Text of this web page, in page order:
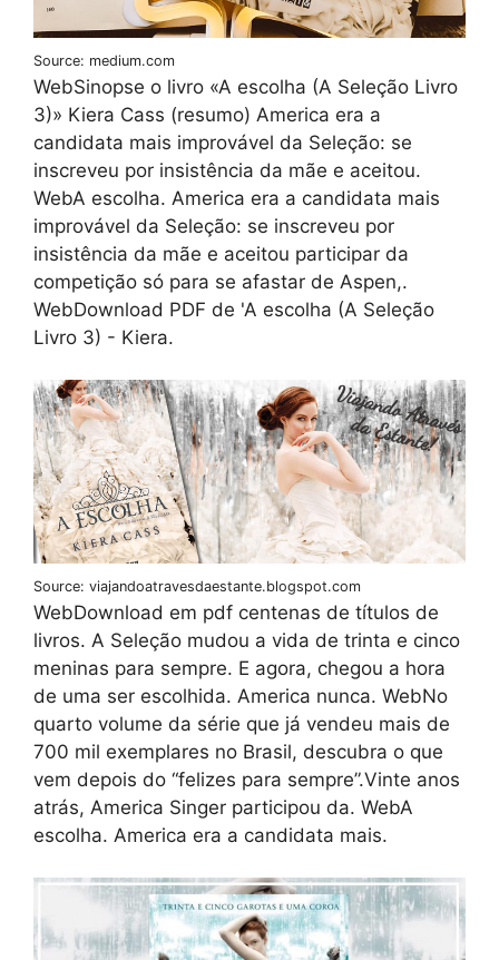
Source: medium.com
WebSinopse o livro «A escolha (A Seleção Livro
3)» Kiera Cass (resumo) America era a
candidata mais improvável da Seleção: se
inscreveu por insistência da mãe e aceitou.
WebA escolha. America era a candidata mais
improvável da Seleção: se inscreveu por
insistência da mãe e aceitou participar da
competição só para se afastar de Aspen,.
WebDownload PDF de ' A escolha (A Seleção
Livro 3) - Kiera.
Source: viajandoatravesdaestante.blogspot.com
WebDownload em pdf centenas de títulos de
livros. A Seleção mudou a vida de trinta e cinco
meninas para sempre. E agora, chegou a hora
de uma ser escolhida. America nunca. WebNo
quarto volume da série que já vendeu mais de
700 mil exemplares no Brasil, descubra o que
vem depois do “felizes para sempre”.Vinte anos
atrás, America Singer participou da. WebA
escolha. America era a candidata mais.